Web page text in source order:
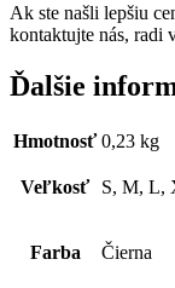
Ak ste našli lepšiu
kontaktujte nás, radi
Ďalšie
Hmotnosť 0,23 kg
Veľkosť S, M,
Farba Čierna